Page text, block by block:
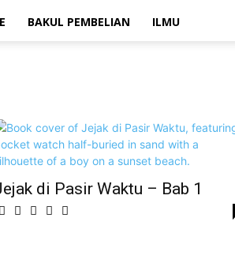
BAKUL PEMBELIAN ILMU
di Pasir Waktu – Bab 1